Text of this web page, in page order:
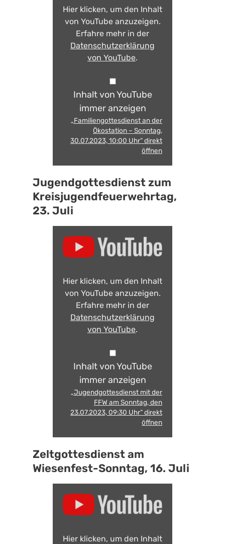
Hier klicken, um den Inhalt
von YouTube anzuzeigen.
Erfahre mehr in der
Datenschutzerklärung
von YouTube.
Inhalt von YouTube
immer anzeigen
„Familiengottesdienst an der
Ökostation – Sonntag,
30.07.2023, 10:00 Uhr“ direkt
öffnen
Jugendgottesdienst zum
Kreisjugendfeuerwehrtag,
23. Juli
Hier klicken, um den Inhalt
von YouTube anzuzeigen.
Erfahre mehr in der
Datenschutzerklärung
von YouTube.
Inhalt von YouTube
immer anzeigen
„Jugendgottesdienst mit der
FFW am Sonntag, den
23.07.2023, 09:30 Uhr“ direkt
öffnen
Zeltgottesdienst am
Wiesenfest-Sonntag, 16. Juli
Hier klicken, um den Inhalt